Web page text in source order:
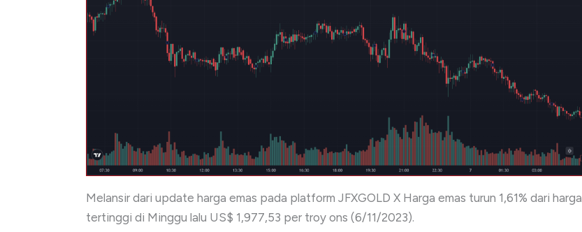
Melansir dari update harga emas pada platform JFXGOLD X Harga emas turun 1,61% dari harga
tertinggi di Minggu lalu US$ 1,977,53 per troy ons (6/11/2023).